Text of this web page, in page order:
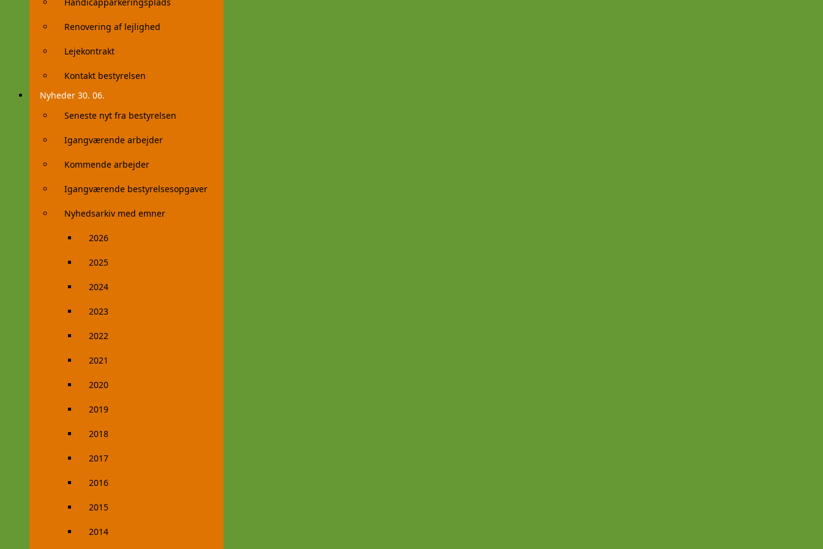
Renovering af lejlighed
Lejekontrakt
Kontakt bestyrelsen
Nyheder 30. 06.
Seneste nyt fra bestyrelsen
Igangværende arbejder
Kommende arbejder
Igangværende bestyrelsesopgaver
Nyhedsarkiv med emner
2026
2025
2024
2023
2022
2021
2020
2019
2018
2017
2016
2015
2014